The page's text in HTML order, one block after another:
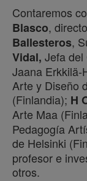
Contaremos
Blasco,
Ballesteros,
Vidal, Jefa del
Jaana Erkkilä-
Arte y Diseño
(Finlandia); H
Arte Maa
Pedagogía
de Helsinki
profesor e
otros.